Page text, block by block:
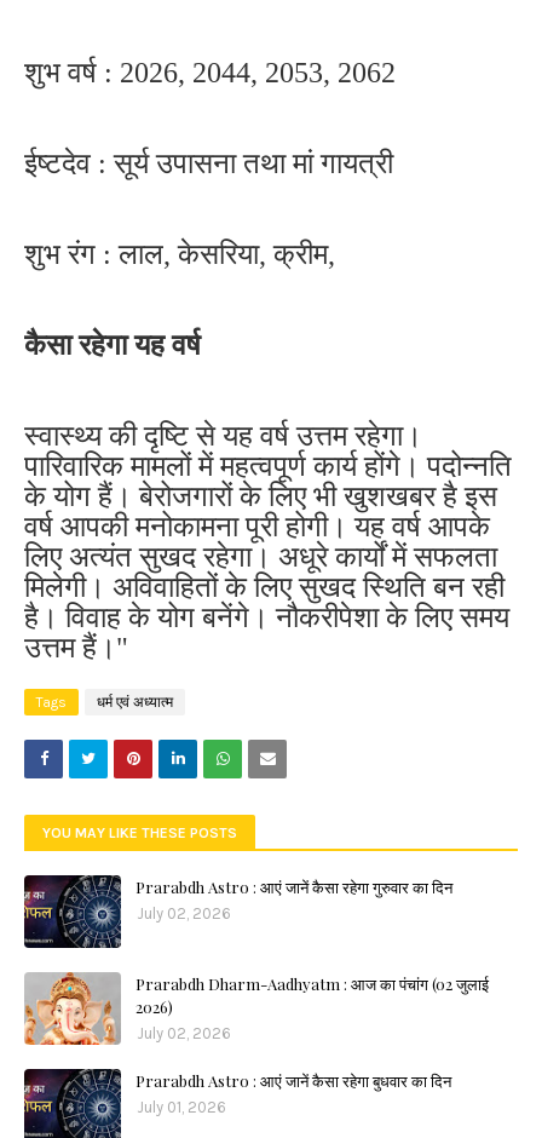
शुभ वर्ष : 2026, 2044, 2053, 2062
ईष्टदेव : सूर्य उपासना तथा मां गायत्री
शुभ रंग : लाल, केसरिया, क्रीम,
कैसा रहेगा यह वर्ष
स्वास्थ्य की दृष्टि से यह वर्ष उत्तम रहेगा।
पारिवारिक मामलों में महत्वपूर्ण कार्य होंगे। पदोन्नति
के योग हैं। बेरोजगारों के लिए भी खुशखबर है इस
वर्ष आपकी मनोकामना पूरी होगी। यह वर्ष आपके
लिए अत्यंत सुखद रहेगा। अधूरे कार्यों में सफलता
मिलेगी। अविवाहितों के लिए सुखद स्थिति बन रही
है। विवाह के योग बनेंगे। नौकरीपेशा के लिए समय
उत्तम हैं।"
Tags धर्म एवं अध्यात्म
YOU MAY LIKE THESE POSTS
Prarabdh Astro : आएं जानें कैसा रहेगा गुरुवार का दिन
July 02, 2026
Prarabdh Dharm-Aadhyatm : आज का पंचांग (02 जुलाई
2026)
July 02, 2026
Prarabdh Astro : आएं जानें कैसा रहेगा बुधवार का दिन
July 01, 2026